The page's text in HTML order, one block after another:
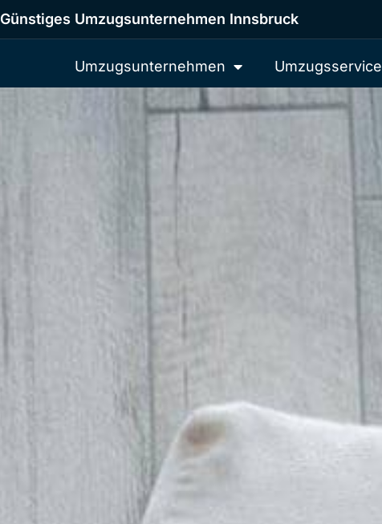
Günstiges Umzugsunternehmen Innsbruck
Umzugsunternehmen Umzugsservice